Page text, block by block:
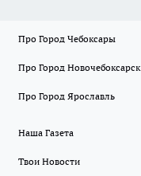
Про Город Чебоксары
Про Город Новочебоксарск
Про Город Ярославль
Наша Газета
Твои Новости